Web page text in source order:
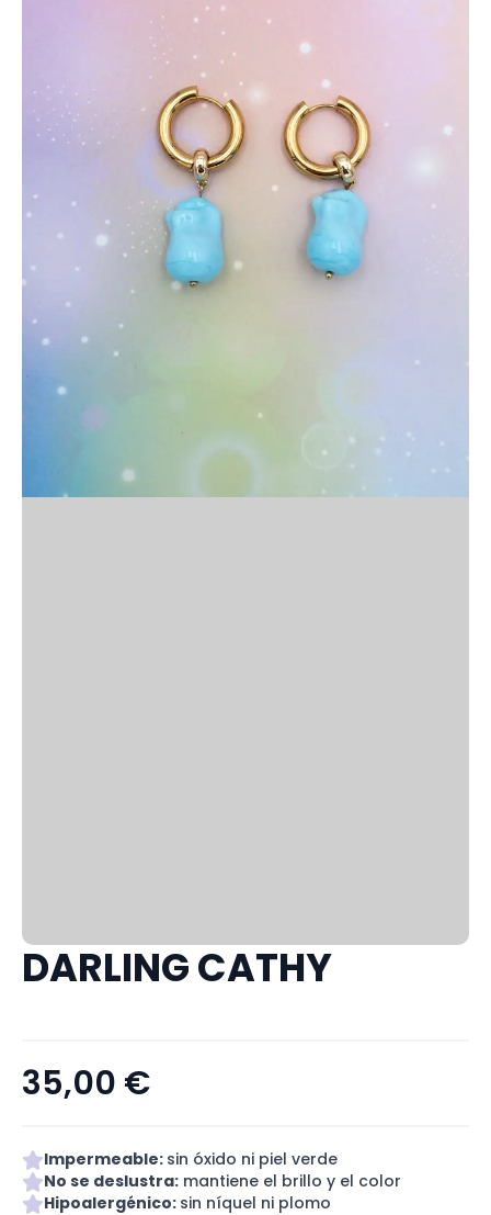
DARLING CATHY
35,00 €
Impermeable: sin óxido ni piel verde
No se deslustra: mantiene el brillo y el color
Hipoalergénico: sin níquel ni plomo